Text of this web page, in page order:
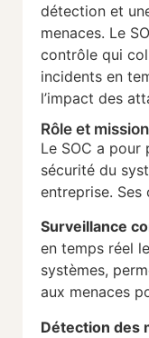
détection et
menaces. Le
contrôle qui
incidents en
l’impact des
Rôle et
Le SOC a pour
sécurité du
entreprise.
Surveillance
en temps réel
systèmes,
aux menaces
Détection des